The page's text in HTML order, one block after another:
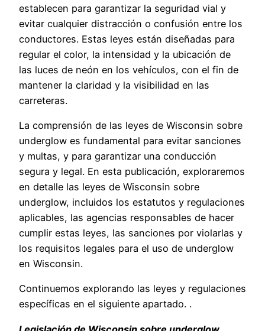
establecen para garantizar la seguridad vial y
evitar cualquier distracción o confusión entre los
conductores. Estas leyes están diseñadas para
regular el color, la intensidad y la ubicación de
las luces de neón en los vehículos, con el fin de
mantener la claridad y la visibilidad en las
carreteras.
La comprensión de las leyes de Wisconsin sobre
underglow es fundamental para evitar sanciones
y multas, y para garantizar una conducción
segura y legal. En esta publicación, exploraremos
en detalle las leyes de Wisconsin sobre
underglow, incluidos los estatutos y regulaciones
aplicables, las agencias responsables de hacer
cumplir estas leyes, las sanciones por violarlas y
los requisitos legales para el uso de underglow
en Wisconsin.
Continuemos explorando las leyes y regulaciones
específicas en el siguiente apartado. .